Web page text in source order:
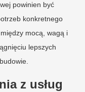
powinien być
konkretnego
mocą, wagą i
lepszych
z usług